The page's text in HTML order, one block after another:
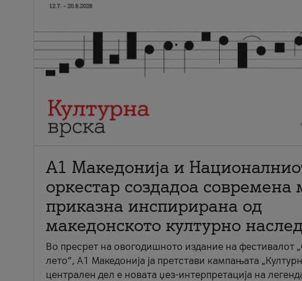
А1 Македонија и
оркестар создадоа современа
приказна инспирирана од
македонското културно
Во пресрет на овогодишното издание на фестивалот
лето“, А1 Македонија ја претстави кампањата
централен дел е новата џез-интерпретација на